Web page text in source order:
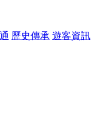
歷史傳承 遊客資訊